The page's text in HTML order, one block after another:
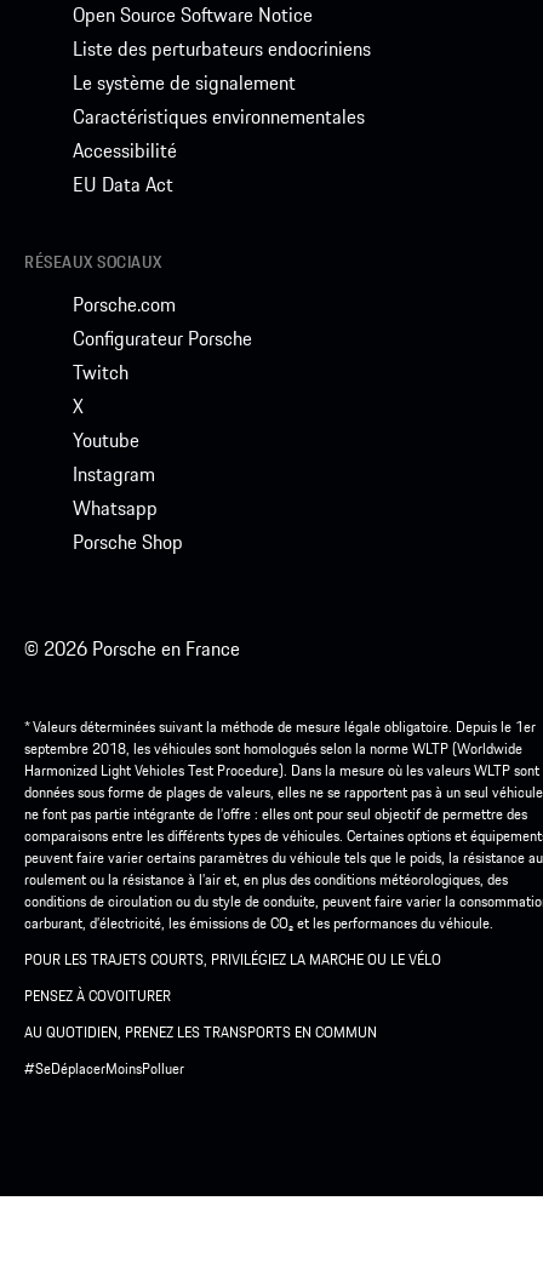
Open Source Software Notice
Liste des perturbateurs endocriniens
Le système de signalement
Caractéristiques environnementales
Accessibilité
EU Data Act
RÉSEAUX SOCIAUX
Porsche.com
Configurateur Porsche
Twitch
X
Youtube
Instagram
Whatsapp
Porsche Shop
© 2026 Porsche en France
* Valeurs déterminées suivant la méthode de mesure légale obligatoire. Depuis le 1er
septembre 2018, les véhicules sont homologués selon la norme WLTP (Worldwide
Harmonized Light Vehicles Test Procedure). Dans la mesure où les valeurs WLTP sont
données sous forme de plages de valeurs, elles ne se rapportent pas à un seul
ne font pas partie intégrante de l’offre : elles ont pour seul objectif de permettre des
comparaisons entre les différents types de véhicules. Certaines options et
peuvent faire varier certains paramètres du véhicule tels que le poids, la résistance au
roulement ou la résistance à l’air et, en plus des conditions météorologiques, des
conditions de circulation ou du style de conduite, peuvent faire varier la
carburant, d’électricité, les émissions de CO₂ et les performances du véhicule.
POUR LES TRAJETS COURTS, PRIVILÉGIEZ LA MARCHE OU LE VÉLO
PENSEZ À COVOITURER
AU QUOTIDIEN, PRENEZ LES TRANSPORTS EN COMMUN
#SeDéplacerMoinsPolluer